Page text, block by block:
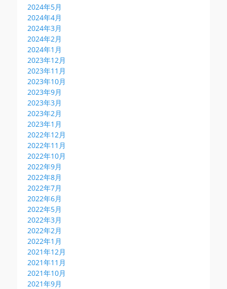
2024年5月
2024年4月
2024年3月
2024年2月
2024年1月
2023年12月
2023年11月
2023年10月
2023年9月
2023年3月
2023年2月
2023年1月
2022年12月
2022年11月
2022年10月
2022年9月
2022年8月
2022年7月
2022年6月
2022年5月
2022年3月
2022年2月
2022年1月
2021年12月
2021年11月
2021年10月
2021年9月